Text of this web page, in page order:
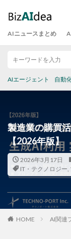
AIニュースまとめ
AIエージェント 自動
製造業の購買
【2026年版】
2026年3月17日
IT・テクノロジー,
HOME AI関連